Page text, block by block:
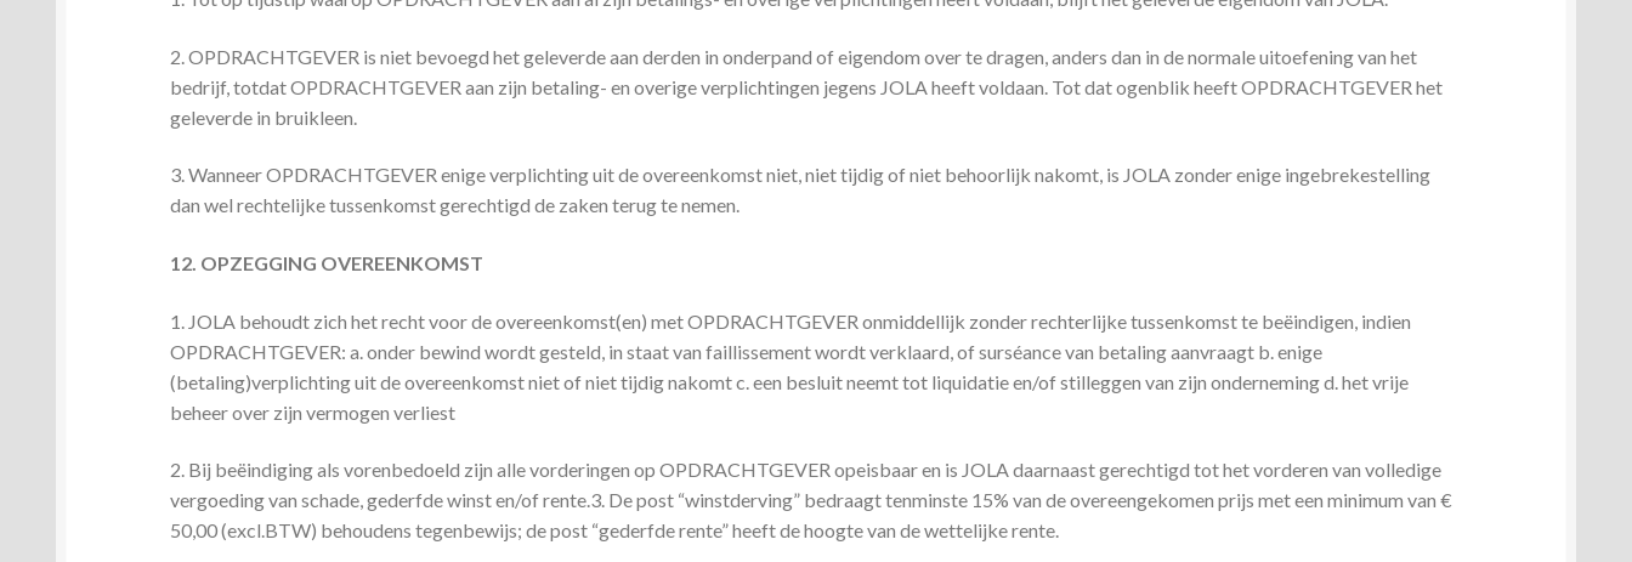
2. OPDRACHTGEVER is niet bevoegd het geleverde aan derden in onderpand of eigendom over te dragen, anders dan in de normale uitoefening van het
bedrijf, totdat OPDRACHTGEVER aan zijn betaling- en overige verplichtingen jegens JOLA heeft voldaan. Tot dat ogenblik heeft OPDRACHTGEVER het
geleverde in bruikleen.
3. Wanneer OPDRACHTGEVER enige verplichting uit de overeenkomst niet, niet tijdig of niet behoorlijk nakomt, is JOLA zonder enige ingebrekestelling
dan wel rechtelijke tussenkomst gerechtigd de zaken terug te nemen.
12. OPZEGGING OVEREENKOMST
1. JOLA behoudt zich het recht voor de overeenkomst(en) met OPDRACHTGEVER onmiddellijk zonder rechterlijke tussenkomst te beëindigen, indien
OPDRACHTGEVER: a. onder bewind wordt gesteld, in staat van faillissement wordt verklaard, of surséance van betaling aanvraagt b. enige
(betaling)verplichting uit de overeenkomst niet of niet tijdig nakomt c. een besluit neemt tot liquidatie en/of stilleggen van zijn onderneming d. het vrije
beheer over zijn vermogen verliest
2. Bij beëindiging als vorenbedoeld zijn alle vorderingen op OPDRACHTGEVER opeisbaar en is JOLA daarnaast gerechtigd tot het vorderen van volledige
vergoeding van schade, gederfde winst en/of rente.3. De post “winstderving” bedraagt tenminste 15% van de overeengekomen prijs met een minimum van €
50,00 (excl.BTW) behoudens tegenbewijs; de post “gederfde rente” heeft de hoogte van de wettelijke rente.